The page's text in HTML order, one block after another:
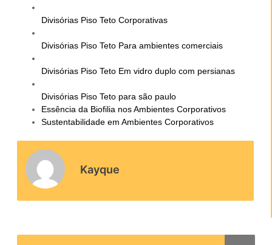
Divisórias Piso Teto Corporativas
Divisórias Piso Teto Para ambientes comerciais
Divisórias Piso Teto Em vidro duplo com persianas
Divisórias Piso Teto para são paulo
Essência da Biofilia nos Ambientes Corporativos
Sustentabilidade em Ambientes Corporativos
Kayque